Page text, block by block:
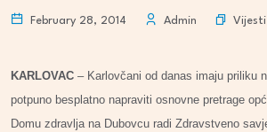
February 28, 2014 Admin Vijesti
KARLOVAC – Karlovčani od danas imaju priliku
potpuno besplatno napraviti osnovne pretrage
Domu zdravlja na Dubovcu radi Zdravstveno